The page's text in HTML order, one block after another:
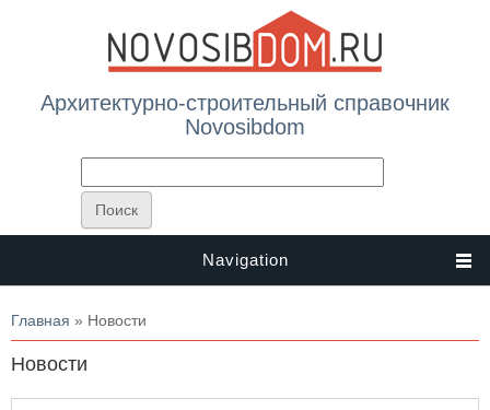
Архитектурно-строительный справочник
Novosibdom
Navigation
Вы здесь
Главная » Новости
Новости